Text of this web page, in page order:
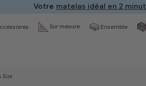
Votre matelas idéal en 2
Sur mesure Ensemble
Size